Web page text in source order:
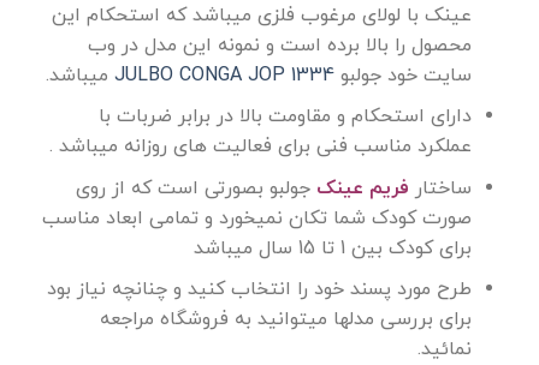
عینک با لولای مرغوب فلزی میباشد که استحکام این
محصول را بالا برده است و نمونه این مدل در وب
سایت خود جولبو JULBO CONGA JOP 1334 میباشد.
دارای استحکام و مقاومت بالا در برابر ضربات با
عملکرد مناسب فنی برای فعالیت های روزانه میباشد .
ساختار فریم عینک جولبو بصورتی است که از روی
صورت کودک شما تکان نمیخورد و تمامی ابعاد مناسب
برای کودک بین 1 تا 15 سال میباشد
طرح مورد پسند خود را انتخاب کنید و چنانچه نیاز بود
برای بررسی مدلها میتوانید به فروشگاه مراجعه
نمائید.